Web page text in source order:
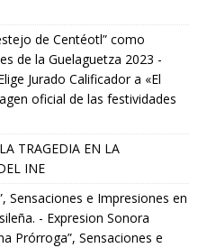
de Centéotl” como
de la Guelaguetza 2023 -
Jurado Calificador a «El
oficial de las festividades
LA TRAGEDIA EN LA
INE
Sensaciones e Impresiones en
- Expresion Sonora
Prórroga”, Sensaciones e